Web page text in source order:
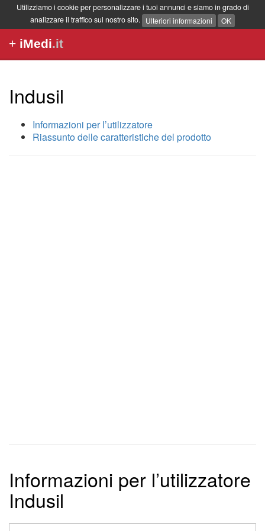
Utilizziamo i cookie per personalizzare i tuoi annunci e siamo in grado di
analizzare il traffico sul nostro sito. Ulteriori informazioni OK
+ iMedi.it
Indusil
Informazioni per l’utilizzatore
Riassunto delle caratteristiche del prodotto
Informazioni per l’utilizzatore
Indusil